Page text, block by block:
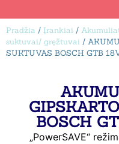
Pradžia / Įrankiai /
suktuvai/ gręžtuvai /
SUKTUVAS BOSCH GTB
BOSCH
„PowerSAVE“